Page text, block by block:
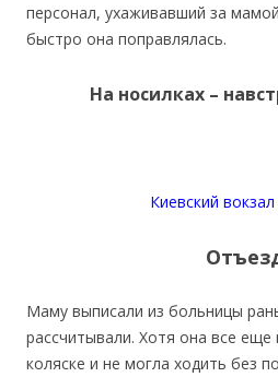
персонал, ухаживавший за
быстро она поправлялась.
На носилках –
Киевский вокзал
Маму выписали из больницы
рассчитывали. Хотя она все еще
коляске и не могла ходить без